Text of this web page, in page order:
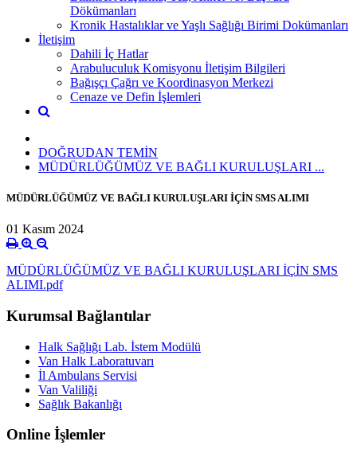
Dökümanları
Kronik Hastalıklar ve Yaşlı Sağlığı Birimi Dokümanları
İletişim
Dahili İç Hatlar
Arabuluculuk Komisyonu İletişim Bilgileri
Bağışçı Çağrı ve Koordinasyon Merkezi
Cenaze ve Defin İşlemleri
DOĞRUDAN TEMİN
MÜDÜRLÜĞÜMÜZ VE BAĞLI KURULUŞLARI ...
MÜDÜRLÜĞÜMÜZ VE BAĞLI KURULUŞLARI İÇİN SMS ALIMI
01 Kasım 2024
MÜDÜRLÜĞÜMÜZ VE BAĞLI KURULUŞLARI İÇİN SMS
ALIMI.pdf
Kurumsal Bağlantılar
Halk Sağlığı Lab. İstem Modülü
Van Halk Laboratuvarı
İl Ambulans Servisi
Van Valiliği
Sağlık Bakanlığı
Online İşlemler